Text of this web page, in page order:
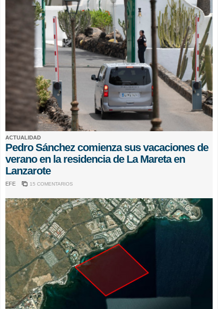
ACTUALIDAD
Pedro Sánchez comienza sus vacaciones de
verano en la residencia de La Mareta en
Lanzarote
EFE 15 COMENTARIOS